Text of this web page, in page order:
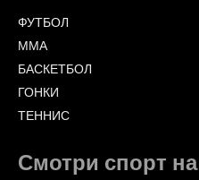
ФУТБОЛ
ММА
БАСКЕТБОЛ
ГОНКИ
ТЕННИС
Смотри спорт